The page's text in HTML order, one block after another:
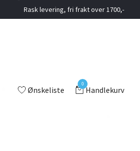
Rask levering, fri frakt over 1700,-
Ønskeliste
0
Handlekurv